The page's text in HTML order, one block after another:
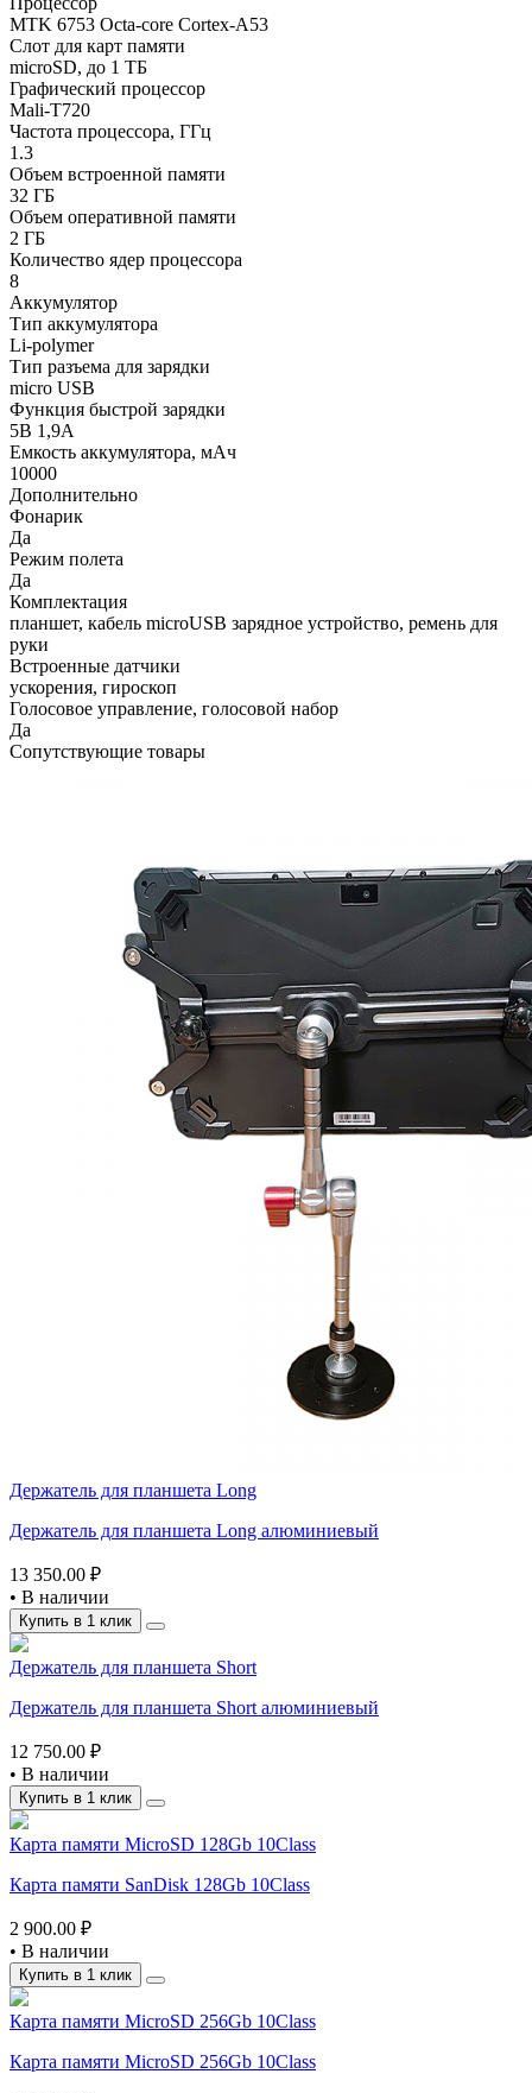
MTK 6753 Octa-core Cortex-A53
Слот для карт памяти
microSD, до 1 ТБ
Графический процессор
Mali-T720
Частота процессора, ГГц
1.3
Объем встроенной памяти
32 ГБ
Объем оперативной памяти
2 ГБ
Количество ядер процессора
8
Аккумулятор
Тип аккумулятора
Li-polymer
Тип разъема для зарядки
micro USB
Функция быстрой зарядки
5В 1,9А
Емкость аккумулятора, мАч
10000
Дополнительно
Фонарик
Да
Режим полета
Да
Комплектация
планшет, кабель microUSB зарядное устройство, ремень для
руки
Встроенные датчики
ускорения, гироскоп
Голосовое управление, голосовой набор
Да
Сопутствующие товары
Держатель для планшета Long
Держатель для планшета Long алюминиевый
13 350.00 ₽
• В наличии
Купить в 1 клик
Держатель для планшета Short
Держатель для планшета Short алюминиевый
12 750.00 ₽
• В наличии
Купить в 1 клик
Карта памяти MicroSD 128Gb 10Class
Карта памяти SanDisk 128Gb 10Class
2 900.00 ₽
• В наличии
Купить в 1 клик
Карта памяти MicroSD 256Gb 10Class
Карта памяти MicroSD 256Gb 10Class